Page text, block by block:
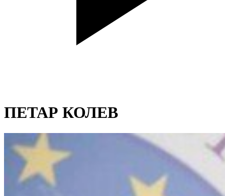
ПЕТАР КОЛЕВ